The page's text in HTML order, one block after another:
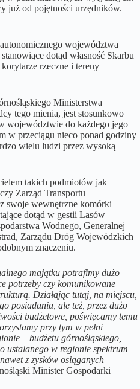
już od pojętności urzędników.
województwa
dotąd własność Skarbu
rzeczne i tereny
Ministerstwa
tego mienia, jest stosunkowo
województwie do każdego jego
w przeciągu nieco ponad godziny
wielu ludzi przez wysoką
takich podmiotów jak
Zarząd Transportu
swoje wewnętrzne komórki
dotąd w gestii Lasów
Wodnego, Generalnej
Zarządu Dróg Wojewódzkich
znaczeniu.
majątku potrafimy dużo
potrzeby czy komunikowane
Działając tutaj, na miejscu,
posiadania, ale też, przez dużo
budżetowe, poświęcamy temu
przy tym w pełni
– budżetu górnośląskiego,
ustalanego w regionie spektrum
z zysków osiąganych
Minister Gospodarki